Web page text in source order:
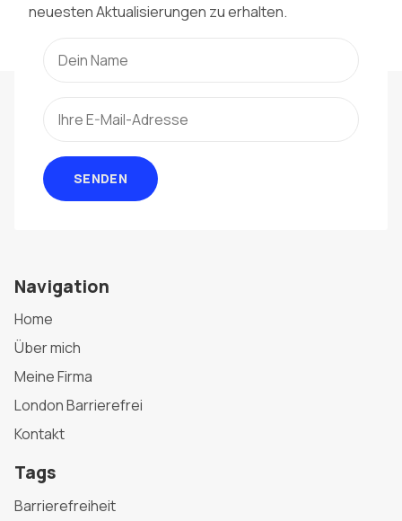
neuesten Aktualisierungen zu erhalten.
SENDEN
Navigation
Home
Über mich
Meine Firma
London Barrierefrei
Kontakt
Tags
Barrierefreiheit